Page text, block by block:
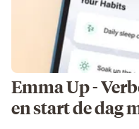
Emma Up -
en start de dag